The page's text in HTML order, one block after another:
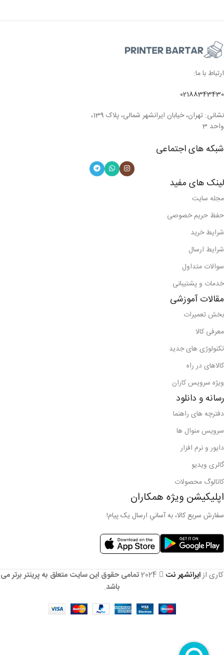
ارتباط با ما:
02188343430
نشانی: تهران، خیابان ایرانشهر شمالی، پلاک 139،
واحد 3
شبکه های اجتماعی
لینک های مفید
مجله سایت
حفظ حریم خصوصی
شرایط خرید
شرایط ارسال
سوالات متداول
خدمات و پشتیبانی
مقالات آموزشی
بخش تعمیرات
معرفی کالا
تکنولوژی های جدید
کالاهای در راه
ویژه سرویس کاران
رسانه و دانلود
دفترچه های راهنما
سرویس منوال ها
دایور و نرم افزار
گالری ویدیو
کاتالوگ محصولات
اپلیکیشن ویژه همکاران
سفارش سریع کالا، به آسانیِ ارسال یک پیام!
کاری ازایرانشهر نت
تمامی حقوق این سایت متعلق به پرینتر برتر می
باشد.